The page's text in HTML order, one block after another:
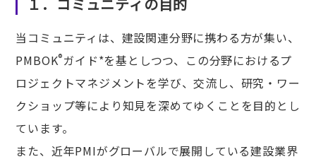
当コミュニティは、建設関連分野に携わる方が集い、
PMBOK®ガイド*を基としつつ、この分野におけるプ
ロジェクトマネジメントを学び、交流し、研究・ワー
クショップ等により知見を深めてゆくことを目的とし
ています。
また、近年PMIがグローバルで展開している建設業界